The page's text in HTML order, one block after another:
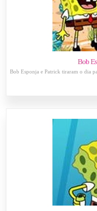
Bob
Bob Esponja e Patrick tiraram o dia